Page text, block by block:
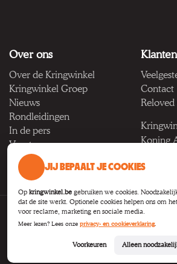
Over ons
Over de Kringwinkel
Kringwinkel Groep
Nieuws
Rondleidingen
In de pers
Vacatures
Contact
Koning
BTW
Kringwinkel
PrivacyVoorwaardenToegankelijkheid
B2B
JIJ BEPAALT JE COOKIES
Op kringwinkel.be gebruiken we cookies.
dat de site werkt. Optionele cookies helpen ons om
voor reclame, marketing en sociale media.
Meer lezen? Lees onze privacy- en cookieverklaring.
Voorkeuren Alleen